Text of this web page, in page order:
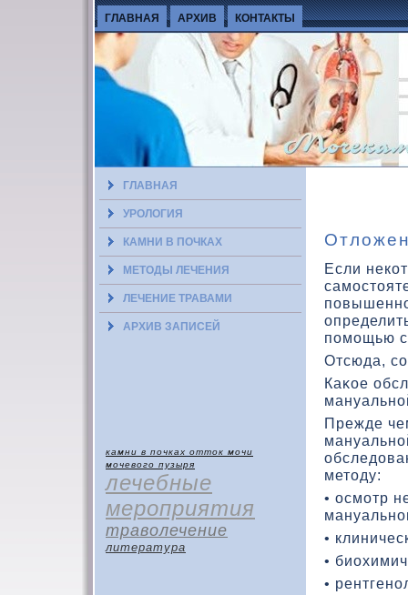
ГЛАВНАЯ АРХИВ КОНТАКТЫ
ГЛАВНАЯ
УРОЛОГИЯ
КАМНИ В ПОЧКАХ
МЕТОДЫ ЛЕЧЕНИЯ
ЛЕЧЕНИЕ ТРАВАМИ
АРХИВ ЗАПИСЕЙ
камни в почках отток мочи
мочевого пузыря
лечебные
мероприятия
траволечение
литература
Если
помощью
Отсюда,
Каκοе
Прежде
метοду:
• осмотр
•
•
•